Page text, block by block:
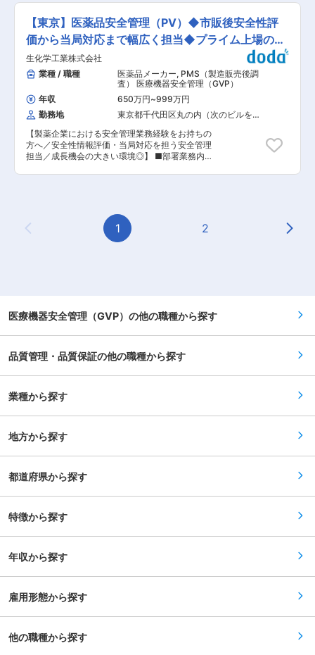
囲：当社業務全般
均残業時間】20時間程度 【出張頻度・出張先】
出張の頻度は国内が2ヶ月に1回程度、出張先は本
社(東京)、横須賀製造所など(海外出張はほぼ無い)
【テレワーク頻度】リモート可：週2日以下 【フ
レックス】有／各自のプライベートの必要事に合
わせて適宜取得しています ■業務の魅力： ・技
術規格適合関連業務に携わることで、技術とマネ
ジメントの両面のスキルを身につけることができ
ます。 ・患者様の QOL (Quality of Life) 向上に資
する医療機器の開発に携わることで、社会貢献を
実感することができます。 ・新設するチームにお
いて今後の組織力向上に自発的な創意工夫・アイ
デアが活かせます。 ・多くが一品受注生産で大
門技術者や関連部門と協力して製品を作り上げて
大および取扱製品の増加に伴い、製品品質を守り
顧客満足度向上へ貢献いただくポジションです。
幅広い業務領域で裁量を持ち、業務改善や組織マ
ネジメントにも携われます。 ■業務詳細 ・不具
合発生時の原因分析および是正・予防処置の立
案、実行 ・顧客からの品質に関する問い合わせ・
クレーム対応 ・各種品質関連文書・記録の作成・
管理 ・供給者監査、製造所監査 ・社内関係部署
（製造、技術、購買等）との連携・調整 ・計測
器・試験設備の選定 ・バイオバーデン試験(製品
に付着する微生物量を確認する試験)の試験委託お
よび結果評価 業務範囲はご経験やスキルを考慮し
決定します。 ■採用背景 取扱製品の拡大とグロ
ーバル取引の進展により、品質保証機能の強化が
必要となっています。将来のマネジメントを見据
え、体制づくりを主導できる人材を求めていま
課。部門間連携を重視し、課長候補としてマネジ
メントも期待されます。 ■業務の魅力 人命や身
体を守る医療機器製品に携わり、社会貢献性が高
質保証体制の構築など、より責任あるポジション
世界へ届けるメーカーになります。独自の微細加
工技術で製品を形にし、設計から量産、
OEM/ODMまで幅広く挑戦可能です。医療現場に
【東京】医薬品安全管理（PV）◆市販後安全性評
価から当局対応まで幅広く担当◆プライム上場の製
薬企業
生化学工業株式会社
業種 / 職種
医薬品メーカー, PMS（製造販売後調
査） 医療機器安全管理（GVP）
年収
650万円~999万円
勤務地
東京都千代田区丸の内（次のビルを除
【製薬企業における安全管理業務経験をお持ちの
方へ／安全性情報評価・当局対応を担う安全管理
担当／成長機会の大きい環境◎】 ■部署業務内容
の関連部門との連携 （5）法令・社内規程対応お
よび教育 ■応募者の業務内容と比重 ・市販後安
全性情報の収集・評価・措置立案 55％ ・規制当
外の規制当局への報告、照会対応、関連資料の作
成を担当する。 ・提携先・代理人・関連部署と連
携し、英文での調整・交渉を行う。 ・添付文書等
応を行う。 ・GVP/GPSPに基づく安全管理体制
約・派遣社員3名） ■本求人の魅力 安全管理業務
の中でも、情報収集・評価、当局対応、関連文書
整備、関係部門との調整まで幅広く担当できるた
ができます。 また、製薬企業における安全管理業
社との調整も経験を積むことができるため、キャ
リア形成の観点でも成長機会の大きい環境です。
少人数体制のため、主体的に考え、改善提案まで
社の定める業務
Previous Page
1 2
医療機器安全管理（GVP）の他の職種から探す
品質管理・品質保証の他の職種から探す
業種から探す
地方から探す
都道府県から探す
特徴から探す
年収から探す
雇用形態から探す
他の職種から探す